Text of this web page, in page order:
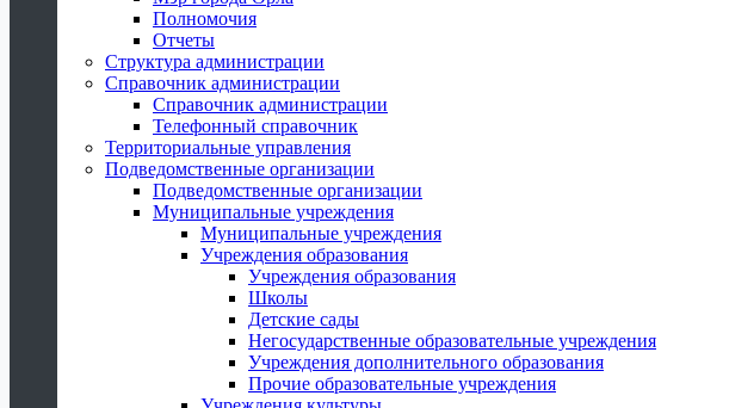
Полномочия
Отчеты
Структура администрации
Справочник администрации
Справочник администрации
Телефонный справочник
Территориальные управления
Подведомственные организации
Подведомственные организации
Муниципальные учреждения
Муниципальные учреждения
Учреждения образования
Учреждения образования
Школы
Детские сады
Негосударственные образовательные учреждения
Учреждения дополнительного образования
Прочие образовательные учреждения